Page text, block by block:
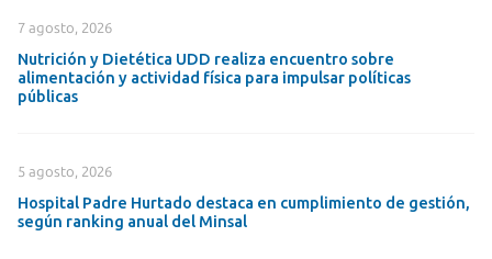
7 agosto, 2026
Nutrición y Dietética UDD realiza encuentro sobre
alimentación y actividad física para impulsar políticas
públicas
5 agosto, 2026
Hospital Padre Hurtado destaca en cumplimiento de gestión,
según ranking anual del Minsal